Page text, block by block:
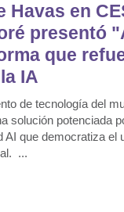
Havas en
presentó
que
IA
de tecnología del
solución potenciada
AI que democratiza el
...